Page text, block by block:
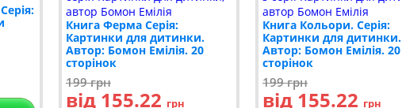
Книга Ферма Серія:
Картинки для дитинки.
Автор: Бомон Емілія. 20
сторінок
199грн
від 155.22 грн
Книга Кольори. Серія:
Картинки для дитинки.
Автор: Бомон Емілія. 20
сторінок
199грн
від 155.22 грн